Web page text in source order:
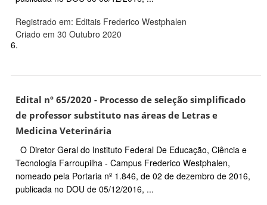
Registrado em: Editais Frederico Westphalen
Criado em 30 Outubro 2020
6.
Edital nº 65/2020 - Processo de seleção simplificado
de professor substituto nas áreas de Letras e
Medicina Veterinária
O Diretor Geral do Instituto Federal De Educação, Ciência e
Tecnologia Farroupilha - Campus Frederico Westphalen,
nomeado pela Portaria nº 1.846, de 02 de dezembro de 2016,
publicada no DOU de 05/12/2016, ...